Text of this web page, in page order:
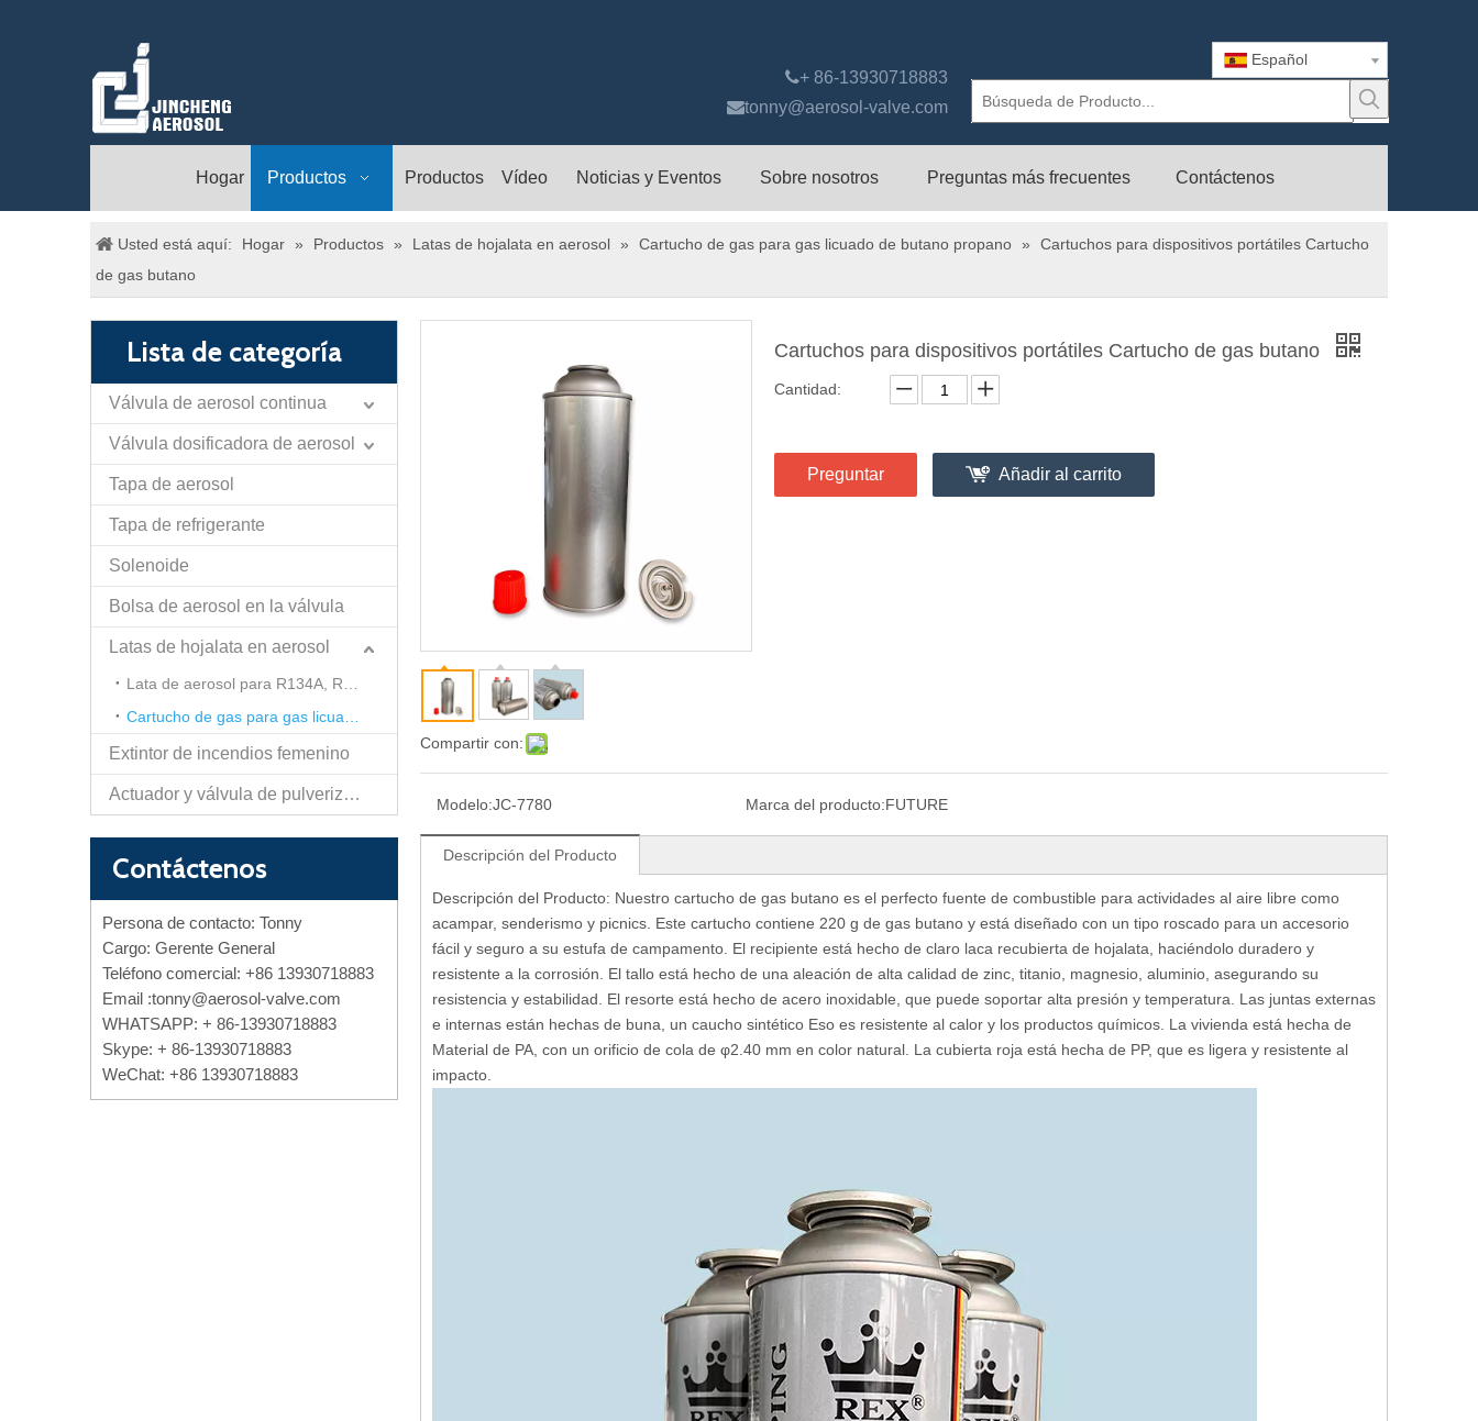
+ 86-13930718883
tonny@aerosol-valve.com
Español
Hogar Productos Productos Vídeo Noticias y Eventos Sobre nosotros Preguntas más frecuentes Contáctenos
Usted está aquí: Hogar » Productos » Latas de hojalata en aerosol » Cartucho de gas para gas licuado de butano propano »
Cartuchos para dispositivos portátiles Cartucho
de gas butano
Lista de categoría
Válvula de aerosol continua
Válvula dosificadora de aerosol
Tapa de aerosol
Tapa de refrigerante
Solenoide
Bolsa de aerosol en la válvula
Latas de hojalata en aerosol
Extintor de incendios femenino
Actuador y válvula de pulverización de papel de autodefensa
Contáctenos
Persona de contacto: Tonny
Cargo: Gerente General
Teléfono comercial: +86 13930718883
Email :tonny@aerosol-valve.com
WHATSAPP: + 86-13930718883
Skype: + 86-13930718883
WeChat: +86 13930718883
Compartir con:
Cartuchos para dispositivos portátiles Cartucho de gas butano
Cantidad:
Preguntar Añadir al carrito
Modelo:JC-7780 Marca del producto:FUTURE
Descripción del Producto
Descripción del Producto: Nuestro cartucho de gas butano es el perfecto fuente de combustible para actividades al aire libre como
acampar, senderismo y picnics. Este cartucho contiene 220 g de gas butano y está diseñado con un tipo roscado para un accesorio
fácil y seguro a su estufa de campamento. El recipiente está hecho de claro laca recubierta de hojalata , haciéndolo duradero y
resistente a la corrosión. El tallo está hecho de una aleación de alta calidad de zinc, titanio, magnesio, aluminio, asegurando su
resistencia y estabilidad. El resorte está hecho de acero inoxidable, que puede soportar alta presión y temperatura. Las juntas externas
e internas están hechas de buna, un caucho sintético Eso es resistente al calor y los productos químicos. La vivienda está hecha de
Material de PA , con un orificio de cola de φ2.40 mm en color natural. La cubierta roja está hecha de PP, que es ligera y resistente al
impacto.